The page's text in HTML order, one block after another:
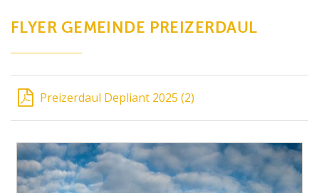
FLYER GEMEINDE PREIZERDAUL
Preizerdaul Depliant 2025 (2)